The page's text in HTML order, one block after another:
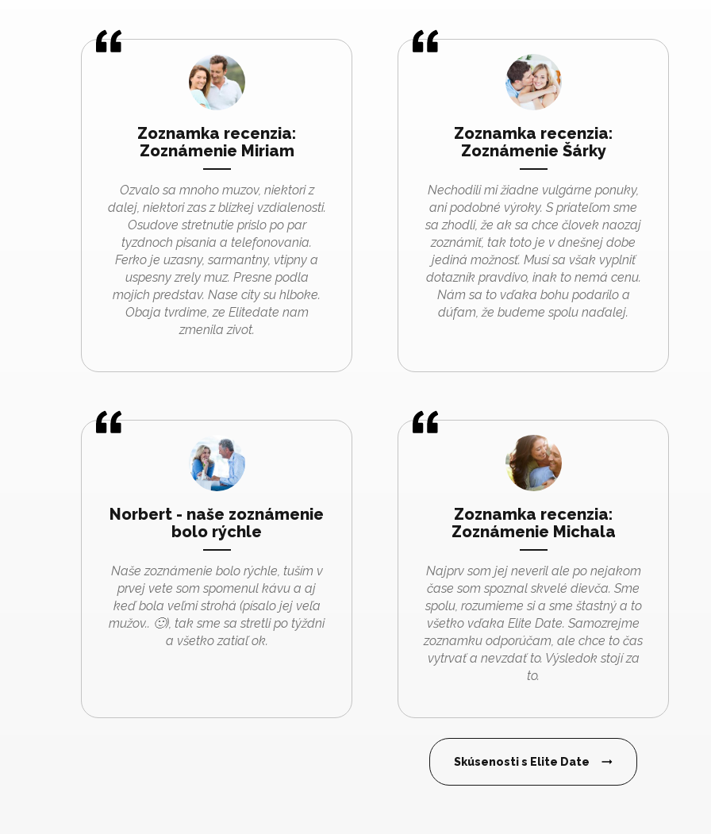
Zoznamka recenzia:
Zoznámenie Miriam
Ozvalo sa mnoho muzov, niektori z
dalej, niektori zas z blizkej vzdialenosti.
Osudove stretnutie prislo po par
tyzdnoch pisania a telefonovania.
Ferko je uzasny, sarmantny, vtipny a
uspesny zrely muz. Presne podla
mojich predstav. Nase city su hlboke.
Obaja tvrdime, ze Elitedate nam
zmenila zivot.
Zoznamka recenzia:
Zoznámenie Šárky
Nechodili mi žiadne vulgárne ponuky,
ani podobné výroky. S priateľom sme
sa zhodli, že ak sa chce človek naozaj
zoznámiť, tak toto je v dnešnej dobe
jediná možnosť. Musí sa však vyplniť
dotazník pravdivo, inak to nemá cenu.
Nám sa to vďaka bohu podarilo a
dúfam, že budeme spolu naďalej.
Norbert - naše zoznámenie
bolo rýchle
Naše zoznámenie bolo rýchle, tuším v
prvej vete som spomenul kávu a aj
keď bola veľmi strohá (písalo jej veľa
mužov.. 🙂), tak sme sa stretli po týždni
a všetko zatiaľ ok.
Zoznamka recenzia:
Zoznámenie Michala
Najprv som jej neveril ale po nejakom
čase som spoznal skvelé dievča. Sme
spolu, rozumieme si a sme štastný a to
všetko vďaka Elite Date. Samozrejme
zoznamku odporúčam, ale chce to čas
vytrvať a nevzdať to. Výsledok stojí za
to.
Skúsenosti s Elite Date